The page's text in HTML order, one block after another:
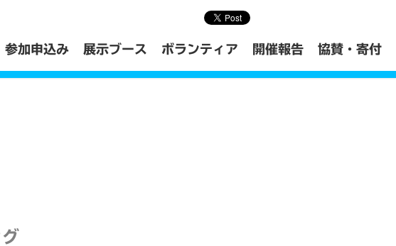
参加申込み 展示ブース ボランティア 開催報告 協賛・寄付